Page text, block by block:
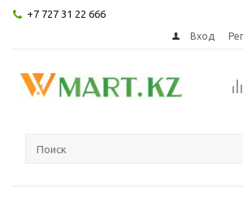
+7 727 31 22 666
Вход